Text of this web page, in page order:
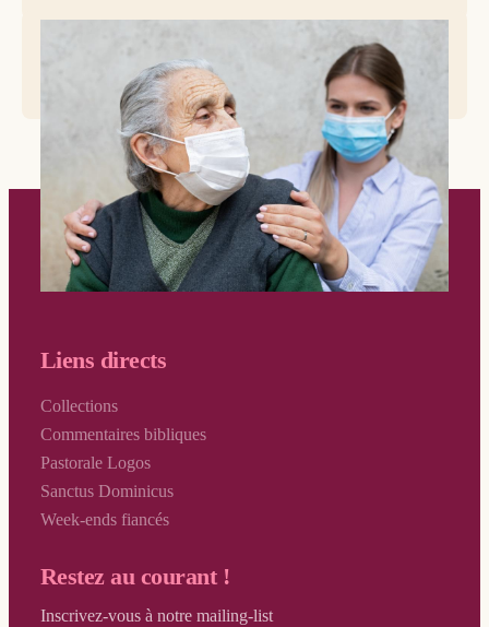
Liens directs
Collections
Commentaires bibliques
Pastorale Logos
Sanctus Dominicus
Week-ends fiancés
Restez au courant !
Inscrivez-vous à notre mailing-list